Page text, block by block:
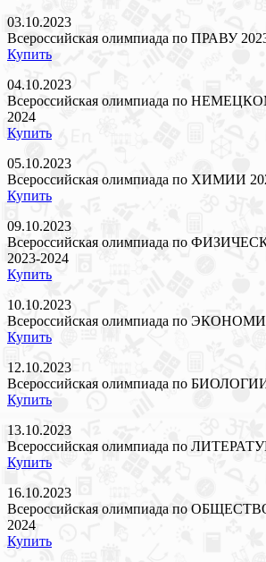
03.10.2023
Всероссийская олимпиада по ПРАВУ
Купить
04.10.2023
Всероссийская олимпиада по
2024
Купить
05.10.2023
Всероссийская олимпиада по ХИМИИ
Купить
09.10.2023
Всероссийская олимпиада по
2023-2024
Купить
10.10.2023
Всероссийская олимпиада по
Купить
12.10.2023
Всероссийская олимпиада по
Купить
13.10.2023
Всероссийская олимпиада по
Купить
16.10.2023
Всероссийская олимпиада по
2024
Купить